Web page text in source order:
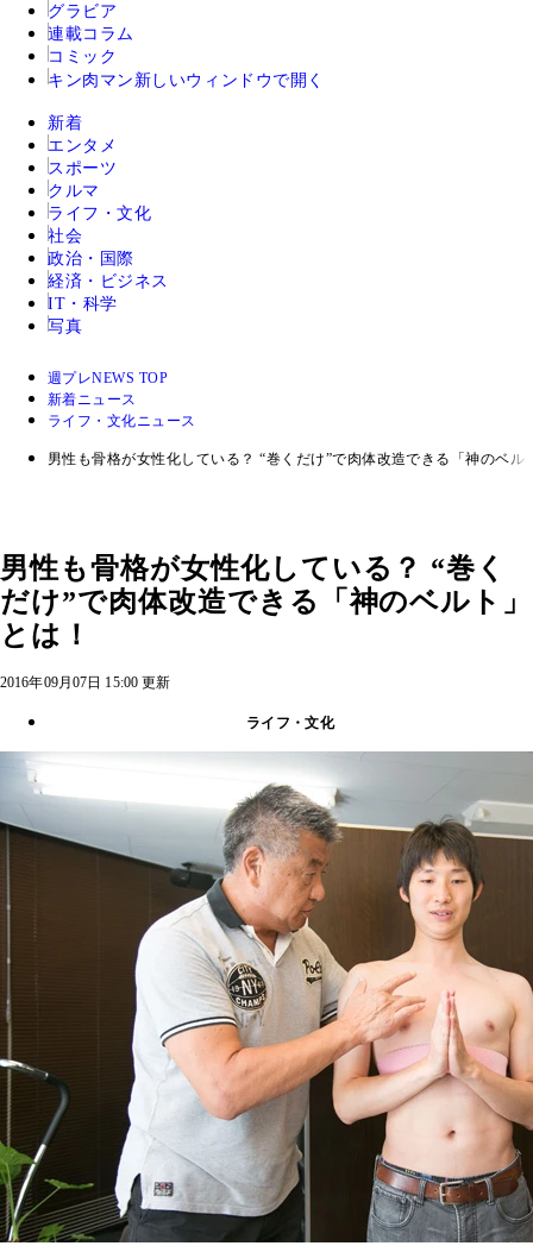
グラビア
連載コラム
コミック
キン肉マン 新しいウィンドウで開く
新着
エンタメ
スポーツ
クルマ
ライフ・文化
社会
政治・国際
経済・ビジネス
IT・科学
写真
週プレNEWS TOP
新着ニュース
ライフ・文化ニュース
男性も骨格が女性化している？ “巻くだけ”で肉体改造できる「神のベル
男性も骨格が女性化している？ “巻く
だけ”で肉体改造できる「神のベルト」
とは！
2016年09月07日 15:00 更新
ライフ・文化